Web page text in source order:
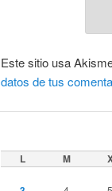
Este sitio usa
datos de tus
L M